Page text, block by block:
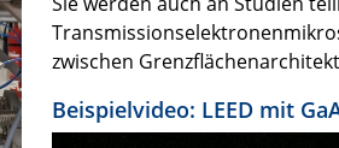
zwischen
Beispielvideo: LEED mit